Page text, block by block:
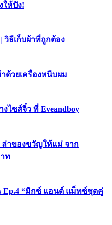
ให้ปัง!
วิธีเก็บผ้าที่ถูกต้อง
ด้วยเครื่องหนีบผม
ไซส์จิ๋ว ที่ Eveandboy
ล่าของขวัญให้แม่ จาก
าท
Ep.4 “มิกซ์ แอนด์ แม็ทซ์ชุดคู่